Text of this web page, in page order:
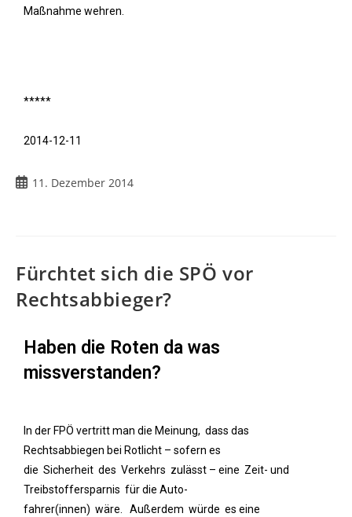
Maßnahme wehren.
*****
2014-12-11
11. Dezember 2014
Fürchtet sich die SPÖ vor
Rechtsabbieger?
Haben die Roten da was
missverstanden?
In der FPÖ vertritt man die Meinung, dass das
Rechtsabbiegen bei Rotlicht – sofern es
die Sicherheit des Verkehrs zulässt – eine Zeit- und
Treibstoffersparnis für die Auto-
fahrer(innen) wäre. Außerdem würde es eine